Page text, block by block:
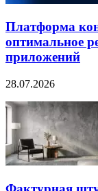
Платформа
оптимальное
приложений
28.07.2026